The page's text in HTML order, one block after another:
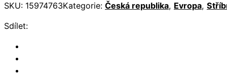
SKU: 15974763Kategorie: Česká republika, Evropa,
Sdílet: